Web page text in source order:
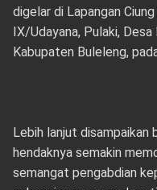
digelar di Lapangan
IX/Udayana, Pulaki,
Kabupaten Buleleng,
Lebih lanjut disampaikan
hendaknya semakin
semangat pengabdian